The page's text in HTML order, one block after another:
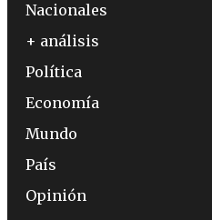
Nacionales
+ análisis
Política
Economía
Mundo
País
Opinión